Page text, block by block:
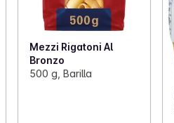
Mezzi Rigatoni Al
Bronzo
500 g, Barilla